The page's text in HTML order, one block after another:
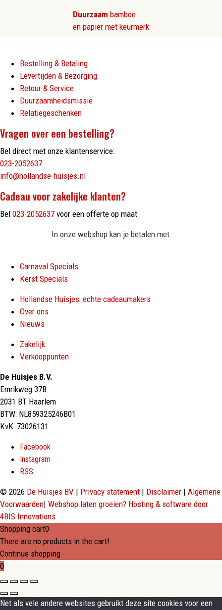
Duurzaam bamboe
en papier met keurmerk
Bestelling & Betaling
Levertijden & Bezorging
Retour & Service
Duurzaamheidsmissie
Relatiegeschenken
Vragen over een bestelling?
Bel direct met onze klantenservice:
023-2052637
info@hollandse-huisjes.nl
Cadeau voor zakelijke klanten?
Bel 023-2052637 voor een offerte op maat
In onze webshop kan je betalen met:
Carnaval Specials
Kerst Specials
Hollandse Huisjes: echte cadeaumakers
Over ons
Nieuws
Zakelijk
Verkooppunten
De Huisjes B.V.
Emrikweg 37B
2031 BT Haarlem
BTW: NL859325246B01
KvK: 73026131
Facebook
Instagram
RSS
© 2026 De Huisjes BV | Privacy statement | Disclaimer | Algemene
Voorwaarden| Webshop laten groeien? Hosting & software door
4BIS Innovations
Shopping cart0
There are no products in the cart!
Continue shopping
0
Net als vele andere websites gebruikt deze site cookies voor een